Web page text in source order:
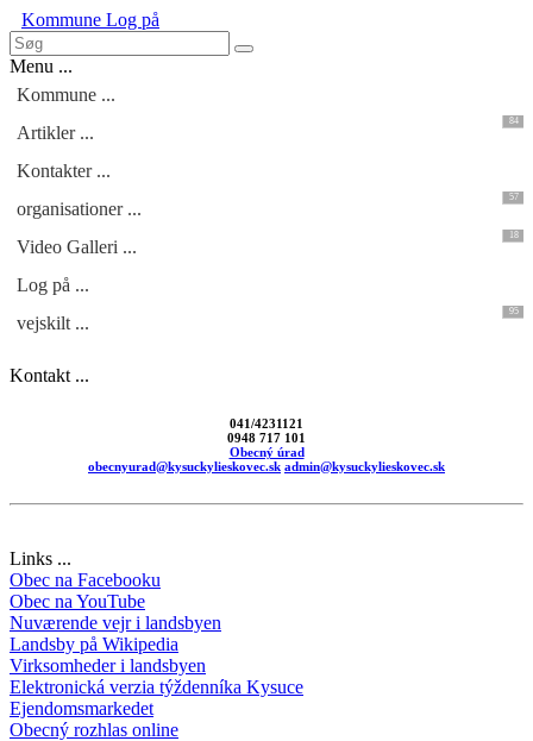
Kommune Log på
Menu ...
Kommune ...
Artikler ...
84
Kontakter ...
organisationer ...
57
Video Galleri ...
18
Log på ...
vejskilt ...
95
Kontakt ...
041/4231121
0948 717 101
Obecný úrad
obecnyurad@kysuckylieskovec.sk admin@kysuckylieskovec.sk
Links ...
Obec na Facebooku
Obec na YouTube
Nuværende vejr i landsbyen
Landsby på Wikipedia
Virksomheder i landsbyen
Elektronická verzia týždenníka Kysuce
Ejendomsmarkedet
Obecný rozhlas online